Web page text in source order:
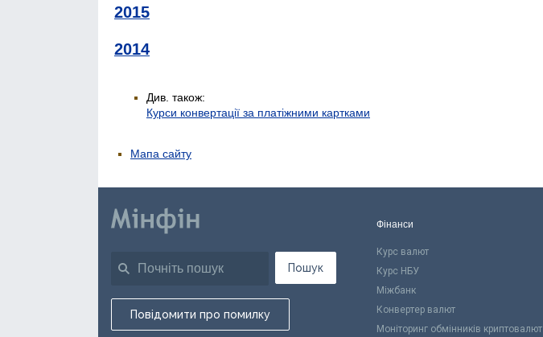
2015
2014
Див. також:
Курси конвертації за платіжними картками
Мапа сайту
Пошук
Повідомити про помилку
Фінанси
Курс валют
Курс НБУ
Міжбанк
Конвертер валют
Моніторинг обмінників криптовалют